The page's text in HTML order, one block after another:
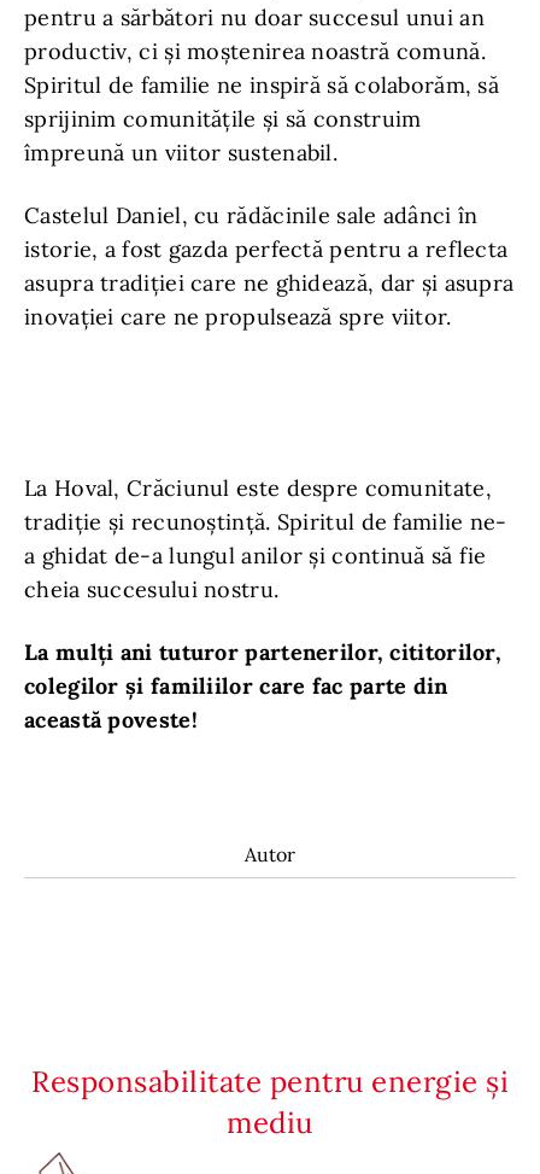
pentru a sărbători nu doar succesul unui an
productiv, ci și moștenirea noastră comună.
Spiritul de familie ne inspiră să colaborăm, să
sprijinim comunitățile și să construim
împreună un viitor sustenabil.
Castelul Daniel, cu rădăcinile sale adânci în
istorie, a fost gazda perfectă pentru a reflecta
asupra tradiției care ne ghidează, dar și asupra
inovației care ne propulsează spre viitor.
La Hoval, Crăciunul este despre comunitate,
tradiție și recunoștință. Spiritul de familie ne-
a ghidat de-a lungul anilor și continuă să fie
cheia succesului nostru.
La mulți ani tuturor partenerilor, cititorilor,
colegilor și familiilor care fac parte din
această poveste!
Autor
Responsabilitate pentru energie și
mediu